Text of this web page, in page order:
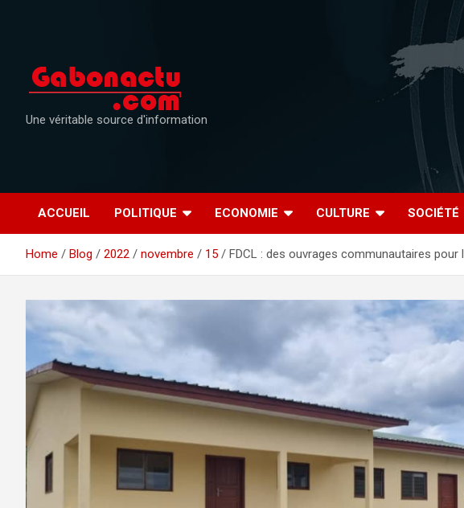
Une véritable source d'information
ACCUEIL POLITIQUE ECONOMIE CULTURE SOCIÉTÉ
Home Blog 2022 novembre 15 FDCL : des ouvrages communautaires